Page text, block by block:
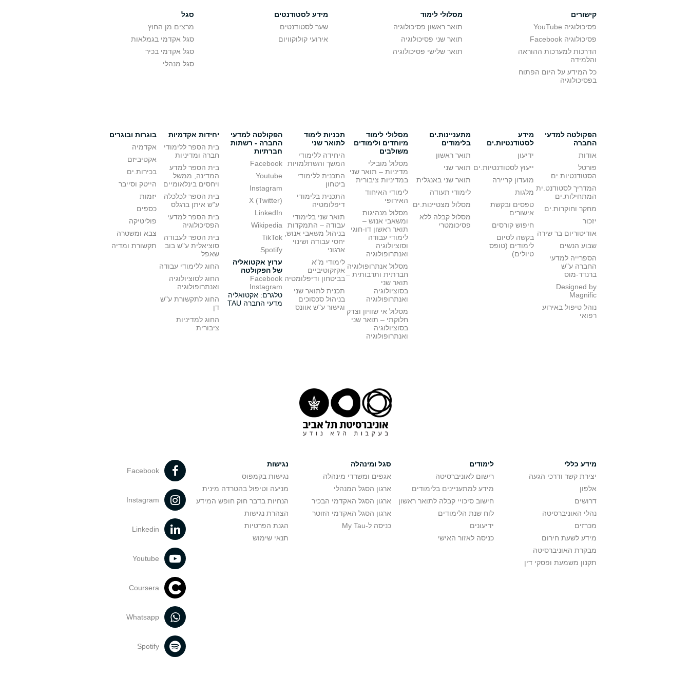
קישורים
פסיכולוגיה YouTube
פסיכולוגיה Facebook
הדרכות למערכות ההוראה
והלמידה
כל המידע על היום הפתוח
בפסיכולוגיה
מסלולי לימוד
תואר ראשון פסיכולוגיה
תואר שני פסיכולוגיה
תואר שלישי פסיכולוגיה
מידע לסטודנטים
שער לסטודנטים
אירועי קולוקוויום
סגל
מרצים מן החוץ
סגל אקדמי בגמלאות
סגל אקדמי בכיר
סגל מנהלי
הפקולטה למדעי
החברה
אודות
פורטל
הסטודנטיות.ים
המדריך לסטודנט.ית
המתחילות.ים
מחקר וחוקרות.ים
יזכור
אודיטוריום בר שירה
שבוע הנשים
הספרייה למדעי
החברה ע"ש
ברנדר-מוס
Designed by
Magnific
נוהל טיפול באירוע
רפואי
מידע
לסטודנטיות.ים
ידיעון
ייעוץ לסטודנטיות.ים
מועדון קריירה
מלגות
טפסים ובקשת
אישורים
חיפוש קורסים
בקשה לסיום
לימודים (טופס
טיולים)
מתעניינות.ים
בלימודים
תואר ראשון
תואר שני
תואר שני באנגלית
לימודי תעודה
מסלול מצטיינות.ים
מסלול קבלה ללא
פסיכומטרי
מסלולי לימוד
מיוחדים ולימודים
משולבים
מסלול מובילי
מדיניות – תואר שני
במדיניות ציבורית
לימודי האיחוד
האירופי
מסלול מנהיגות
ומשאבי אנוש –
תואר ראשון דו-חוגי
לימודי עבודה
וסוציולוגיה
ואנתרופולוגיה
מסלול אנתרופולוגיה
חברתית ותרבותית –
תואר שני
בסוציולוגיה
ואנתרופולוגיה
מסלול אי שוויון וצדק
חלוקתי – תואר שני
בסוציולוגיה
ואנתרופולוגיה
תכניות לימוד
לתואר שני
היחידה ללימודי
המשך והשתלמויות
התכנית ללימודי
ביטחון
התכנית בלימודי
דיפלומטיה
תואר שני בלימודי
עבודה – התמקדות
בניהול משאבי אנוש,
יחסי עבודה ושינוי
ארגוני
לימודי מ"א
אקזקוטיביים
בביטחון ודיפלומטיה
תכנית לתואר שני
בניהול סכסוכים
וגישור ע"ש אוונס
הפקולטה למדעי
החברה - רשתות
חברתיות
Facebook
Youtube
Instagram
X (Twitter)
LinkedIn
Wikipedia
TikTok
Spotify
ערוץ אקטואליה
של הפקולטה
Facebook
Instagram
טלגרם: אקטואליה
מדעי החברה TAU
יחידות אקדמיות
בית הספר ללימודי
חברה ומדיניות
בית הספר למדע
המדינה, ממשל
ויחסים בינלאומיים
בית הספר לכלכלה
ע"ש איתן ברגלס
בית הספר למדעי
הפסיכולוגיה
בית הספר לעבודה
סוציאלית ע"ש בוב
שאפל
החוג ללימודי עבודה
החוג לסוציולוגיה
ואנתרופולוגיה
החוג לתקשורת ע"ש
דן
החוג למדיניות
ציבורית
בוגרות ובוגרים
אקדמיה
אקטיביזם
בכירות.ים
הייטק וסייבר
יזמות
כספים
פוליטיקה
צבא ומשטרה
תקשורת ומדיה
מידע כללי
יצירת קשר ודרכי הגעה
אלפון
דרושים
נהלי האוניברסיטה
מכרזים
מידע לשעת חירום
מבקרת האוניברסיטה
תקנון משמעת ופסקי דין
לימודים
רישום לאוניברסיטה
מידע למתעניינים בלימודים
חישוב סיכויי קבלה לתואר ראשון
לוח שנת הלימודים
ידיעונים
כניסה לאזור האישי
סגל ומינהלה
אגפים ומשרדי מינהלה
ארגון הסגל המנהלי
ארגון הסגל האקדמי הבכיר
ארגון הסגל האקדמי הזוטר
כניסה ל-My Tau
נגישות
נגישות בקמפוס
מניעה וטיפול בהטרדה מינית
הנחיות בדבר חוק חופש המידע
הצהרת נגישות
הגנת הפרטיות
תנאי שימוש
Facebook
Instagram
Linkedin
Youtube
Coursera
Whatsapp
Spotify